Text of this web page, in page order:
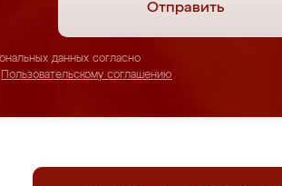
Отправить
данных согласно
Пользовательскому соглашению